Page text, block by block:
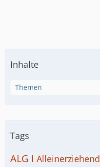
Inhalte
Themen
Tags
ALG I Alleinerziehend